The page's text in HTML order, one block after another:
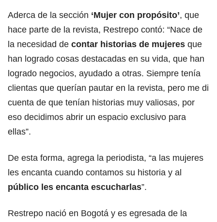
Aderca de la sección ‘Mujer con propósito’, que
hace parte de la revista, Restrepo contó: “Nace de
la necesidad de contar historias de mujeres que
han logrado cosas destacadas en su vida, que han
logrado negocios, ayudado a otras. Siempre tenía
clientas que querían pautar en la revista, pero me di
cuenta de que tenían historias muy valiosas, por
eso decidimos abrir un espacio exclusivo para
ellas”.
De esta forma, agrega la periodista, “a las mujeres
les encanta cuando contamos su historia y al
público les encanta escucharlas”.
Restrepo nació en Bogotá y es egresada de la